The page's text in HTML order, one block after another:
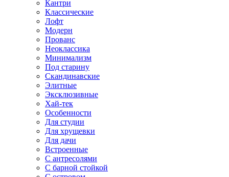
Кантри
Классические
Лофт
Модерн
Прованс
Неоклассика
Минимализм
Под старину
Скандинавские
Элитные
Эксклюзивные
Хай-тек
Особенности
Для студии
Для хрущевки
Для дачи
Встроенные
С антресолями
С барной стойкой